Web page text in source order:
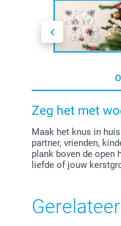
Zeg het met
Maak het knus in
partner, vrienden,
plank boven de open
liefde of jouw